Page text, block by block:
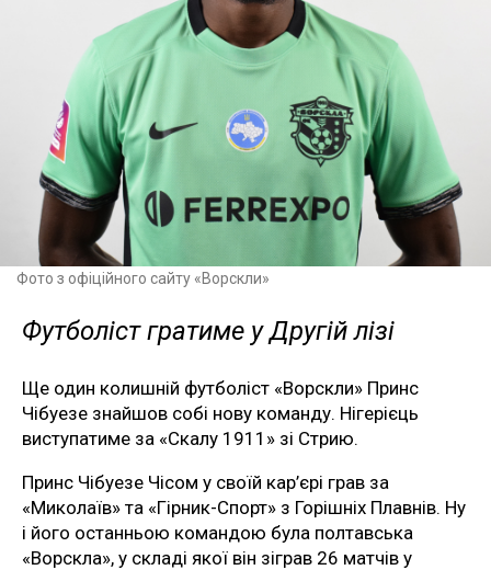
Фото з офіційного сайту «Ворскли»
Футболіст гратиме у Другій лізі
Ще один колишній футболіст «Ворскли» Принс
Чібуезе знайшов собі нову команду. Нігерієць
виступатиме за «Скалу 1911» зі Стрию.
Принс Чібуезе Чісом у своїй кар’єрі грав за
«Миколаїв» та «Гірник-Спорт» з Горішніх Плавнів. Ну
і його останньою командою була полтавська
«Ворскла», у складі якої він зіграв 26 матчів у